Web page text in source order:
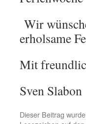
Wir
erholsame
Mit
Sven Slabon
Dieser Beitrag